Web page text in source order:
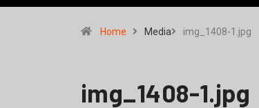
Home Media img_1408-1.jpg
img_1408-1.jpg